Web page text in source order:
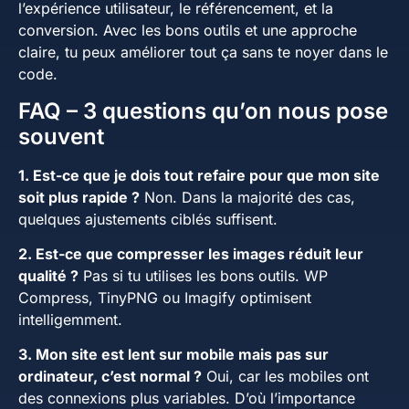
l’expérience utilisateur, le référencement, et la
conversion. Avec les bons outils et une approche
claire, tu peux améliorer tout ça sans te noyer dans le
code.
FAQ – 3 questions qu’on nous pose
souvent
1. Est-ce que je dois tout refaire pour que mon site
soit plus rapide ? Non. Dans la majorité des cas,
quelques ajustements ciblés suffisent.
2. Est-ce que compresser les images réduit leur
qualité ? Pas si tu utilises les bons outils. WP
Compress, TinyPNG ou Imagify optimisent
intelligemment.
3. Mon site est lent sur mobile mais pas sur
ordinateur, c’est normal ? Oui, car les mobiles ont
des connexions plus variables. D’où l’importance